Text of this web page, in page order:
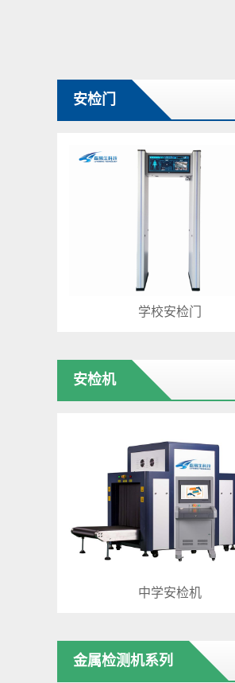
安检门
学校安检门
安检机
中学安检机
金属检测机系列